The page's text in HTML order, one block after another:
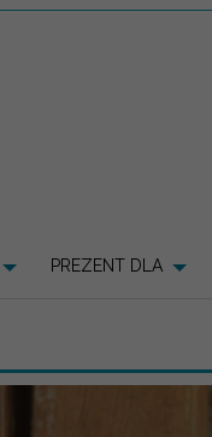
PREZENT DLA